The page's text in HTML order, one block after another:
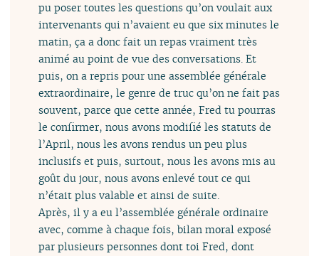
pu poser toutes les questions qu’on voulait aux
intervenants qui n’avaient eu que six minutes le
matin, ça a donc fait un repas vraiment très
animé au point de vue des conversations. Et
puis, on a repris pour une assemblée générale
extraordinaire, le genre de truc qu’on ne fait pas
souvent, parce que cette année, Fred tu pourras
le confirmer, nous avons modifié les statuts de
l’April, nous les avons rendus un peu plus
inclusifs et puis, surtout, nous les avons mis au
goût du jour, nous avons enlevé tout ce qui
n’était plus valable et ainsi de suite.
Après, il y a eu l’assemblée générale ordinaire
avec, comme à chaque fois, bilan moral exposé
par plusieurs personnes dont toi Fred, dont